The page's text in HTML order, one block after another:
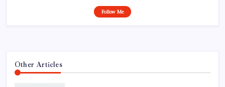
Follow Me
Other Articles